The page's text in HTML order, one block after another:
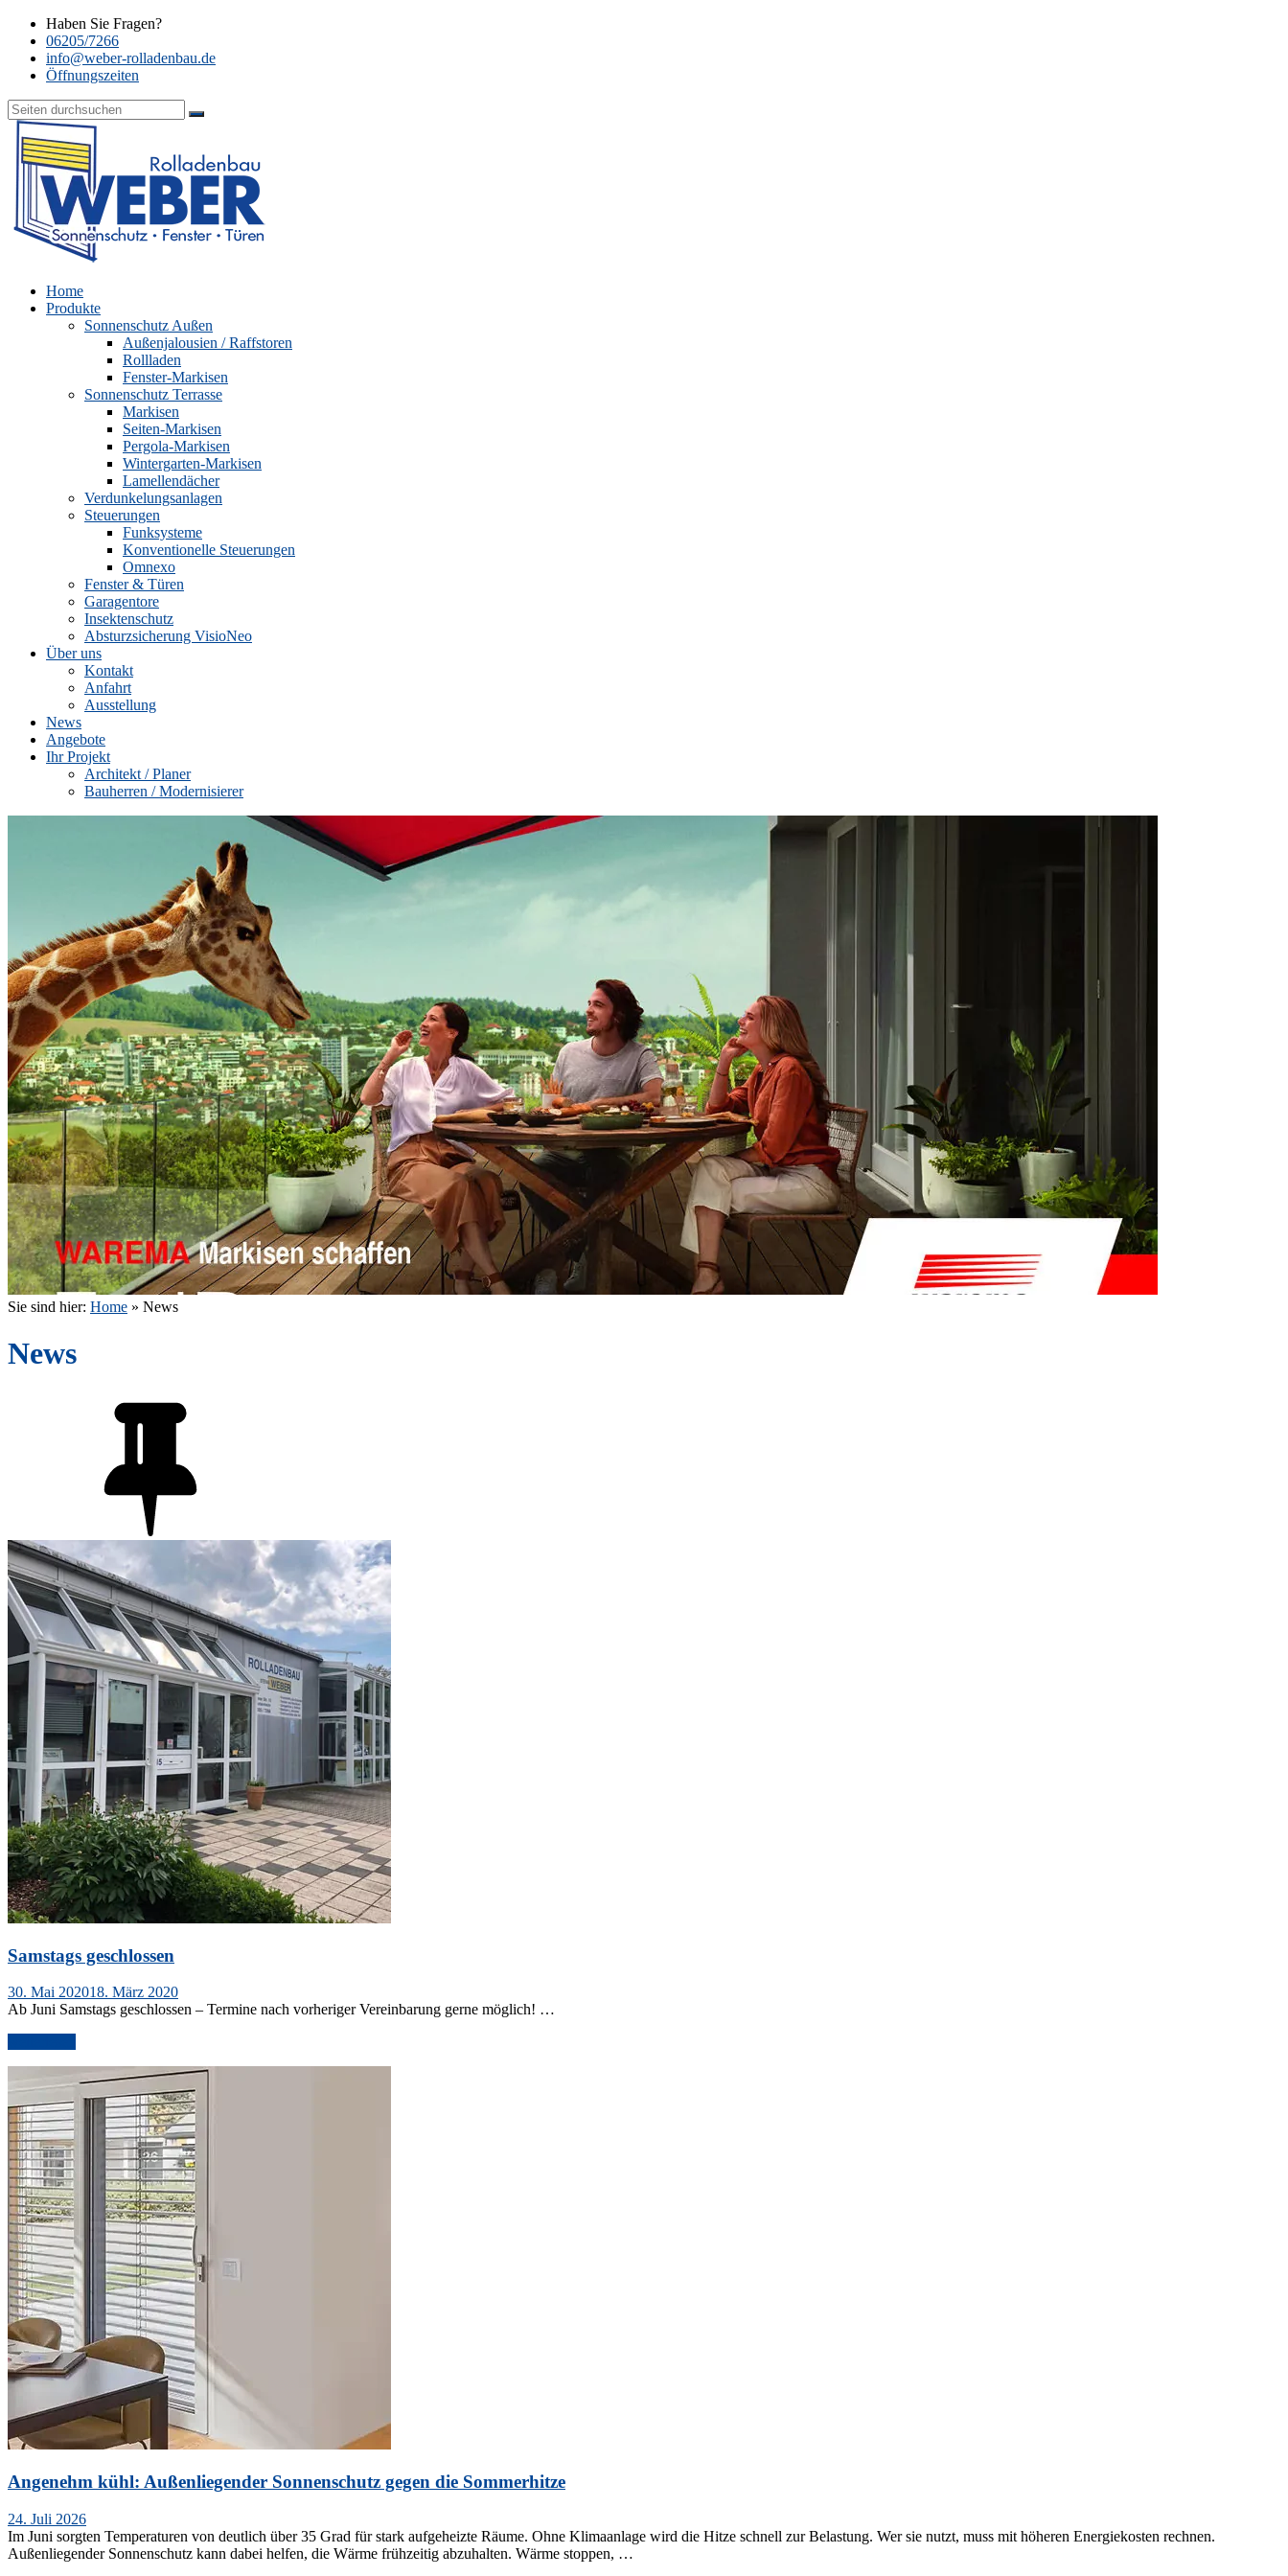
Haben Sie Fragen?
06205/7266
info@weber-rolladenbau.de
Öffnungszeiten
Home
Produkte
Sonnenschutz Außen
Außenjalousien / Raffstoren
Rollladen
Fenster-Markisen
Sonnenschutz Terrasse
Markisen
Seiten-Markisen
Pergola-Markisen
Wintergarten-Markisen
Lamellendächer
Verdunkelungsanlagen
Steuerungen
Funksysteme
Konventionelle Steuerungen
Omnexo
Fenster & Türen
Garagentore
Insektenschutz
Absturzsicherung VisioNeo
Über uns
Kontakt
Anfahrt
Ausstellung
News
Angebote
Ihr Projekt
Architekt / Planer
Bauherren / Modernisierer
Sie sind hier: Home » News
News
Samstags geschlossen
Veröffentlicht
am
30. Mai 202018. März 2020
Ab Juni Samstags geschlossen – Termine nach vorheriger Vereinbarung gerne möglich! …
Angenehm kühl: Außenliegender Sonnenschutz gegen die Sommerhitze
Veröffentlicht
am
24. Juli 2026
Im Juni sorgten Temperaturen von deutlich über 35 Grad für stark aufgeheizte Räume. Ohne Klimaanlage wird die Hitze schnell zur Belastung. Wer sie nutzt, muss mit höheren Energiekosten rechnen.
Außenliegender Sonnenschutz kann dabei helfen, die Wärme frühzeitig abzuhalten. Wärme stoppen, …